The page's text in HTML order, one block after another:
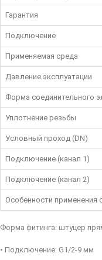
Гарантия
Подключение
Применяемая среда
Давление эксплуатации
Форма соединительного
Уплотнение резьбы
Условный проход (DN)
Подключение (канал 1)
Подключение (канал 2)
Особенности применения
Форма фитинга: штуцер
• Подключение: G1/2-9 мм